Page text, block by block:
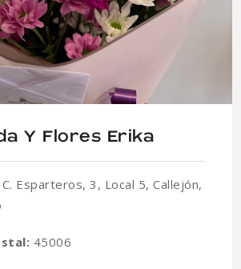
Y Flores Erika
C. Esparteros, 3, Local 5, Callejón,
45006